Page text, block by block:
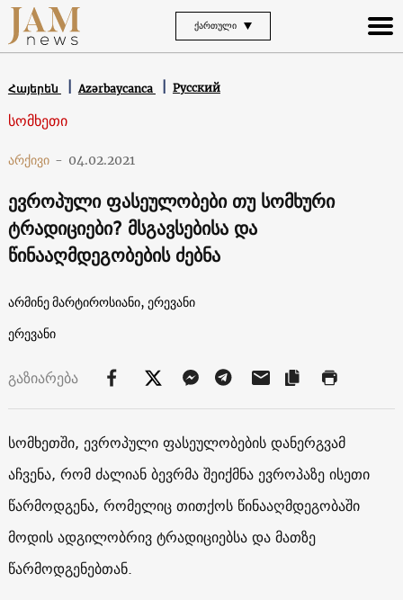
ᲥᲐᲠᲗᲣᲚᲘ
Հայերեն Azərbaycanca Русский
სომხეთი
არქივი - 04.02.2021
ევროპული ფასეულობები თუ სომხური
ტრადიციები? მსგავსებისა და
წინააღმდეგობების ძებნა
არმინე მარტიროსიანი, ერევანი
ერევანი
გაზიარება
სომხეთში, ევროპული ფასეულობების დანერგვამ
აჩვენა, რომ ძალიან ბევრმა შეიქმნა ევროპაზე ისეთი
წარმოდგენა, რომელიც თითქოს წინააღმდეგობაში
მოდის ადგილობრივ ტრადიციებსა და მათზე
წარმოდგენებთან.